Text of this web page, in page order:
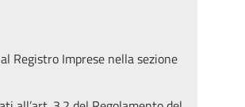
Registro Imprese nella sezione